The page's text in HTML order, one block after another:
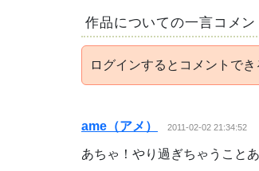
作品についての一言コメン
ログインするとコメントで
ame（アメ） 2011-02-02 21:34:52
あちゃ！やり過ぎちゃうこと